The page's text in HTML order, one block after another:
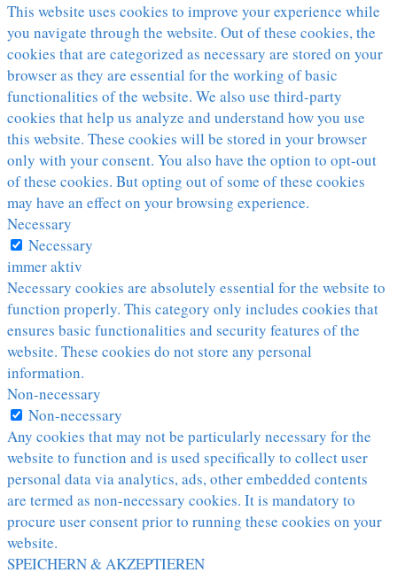
This website uses cookies to improve your experience while
you navigate through the website. Out of these cookies, the
cookies that are categorized as necessary are stored on your
browser as they are essential for the working of basic
functionalities of the website. We also use third-party
cookies that help us analyze and understand how you use
this website. These cookies will be stored in your browser
only with your consent. You also have the option to opt-out
of these cookies. But opting out of some of these cookies
may have an effect on your browsing experience.
Necessary
Necessary
immer aktiv
Necessary cookies are absolutely essential for the website to
function properly. This category only includes cookies that
ensures basic functionalities and security features of the
website. These cookies do not store any personal
information.
Non-necessary
Non-necessary
Any cookies that may not be particularly necessary for the
website to function and is used specifically to collect user
personal data via analytics, ads, other embedded contents
are termed as non-necessary cookies. It is mandatory to
procure user consent prior to running these cookies on your
website.
SPEICHERN & AKZEPTIEREN